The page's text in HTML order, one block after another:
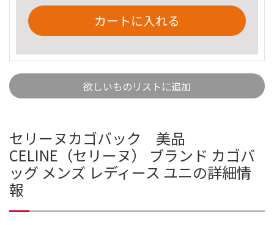
カートに入れる
欲しいものリストに追加
セリーヌカゴバック 美品
CELINE（セリーヌ） ブランド カゴバ
ッグ メンズ レディース ユニの詳細情
報